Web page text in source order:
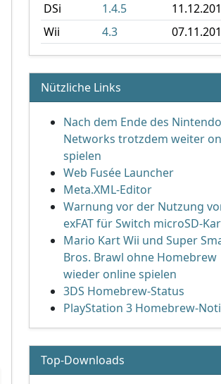
DSi
1.4.5
Wii
4.3
Nützliche Links
Nach dem Ende des Nintendo
Networks trotzdem weiter
spielen
Web Fusée Launcher
Meta.XML-Editor
Warnung vor der Nutzung
exFAT für Switch microSD-
Mario Kart Wii und Super
Bros. Brawl ohne Homebrew
wieder online spielen
3DS Homebrew-Status
PlayStation 3 Homebrew-
Top-Downloads